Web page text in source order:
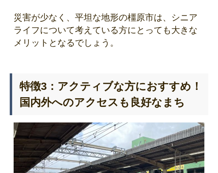
災害が少なく、平坦な地形の橿原市は、シニア
ライフについて考えている方にとっても大きな
メリットとなるでしょう。
特徴3：アクティブな方におすすめ！
国内外へのアクセスも良好なまち